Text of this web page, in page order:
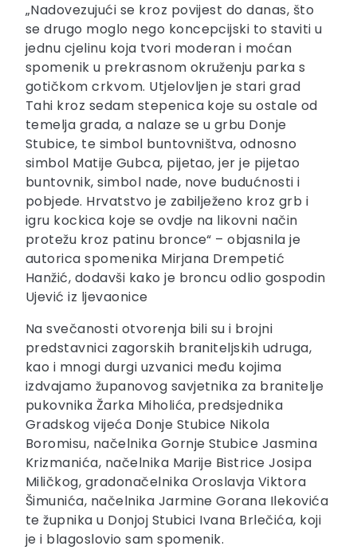
„Nadovezujući se kroz povijest do danas, što
se drugo moglo nego koncepcijski to staviti u
jednu cjelinu koja tvori moderan i moćan
spomenik u prekrasnom okruženju parka s
gotičkom crkvom. Utjelovljen je stari grad
Tahi kroz sedam stepenica koje su ostale od
temelja grada, a nalaze se u grbu Donje
Stubice, te simbol buntovništva, odnosno
simbol Matije Gubca, pijetao, jer je pijetao
buntovnik, simbol nade, nove budućnosti i
pobjede. Hrvatstvo je zabilježeno kroz grb i
igru kockica koje se ovdje na likovni način
protežu kroz patinu bronce“ – objasnila je
autorica spomenika Mirjana Drempetić
Hanžić, dodavši kako je broncu odlio gospodin
Ujević iz ljevaonice
Na svečanosti otvorenja bili su i brojni
predstavnici zagorskih braniteljskih udruga,
kao i mnogi durgi uzvanici među kojima
izdvajamo županovog savjetnika za branitelje
pukovnika Žarka Miholića, predsjednika
Gradskog vijeća Donje Stubice Nikola
Boromisu, načelnika Gornje Stubice Jasmina
Krizmanića, načelnika Marije Bistrice Josipa
Miličkog, gradonačelnika Oroslavja Viktora
Šimunića, načelnika Jarmine Gorana Ilekovića
te župnika u Donjoj Stubici Ivana Brlečića, koji
je i blagoslovio sam spomenik.